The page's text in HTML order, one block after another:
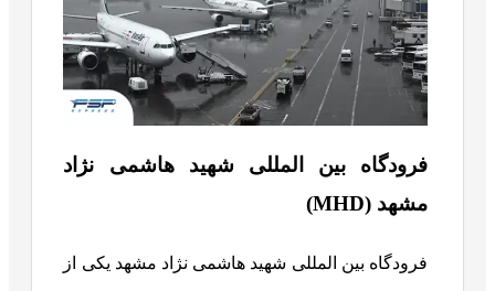
فرودگاه بین المللی شهید هاشمی نژاد
مشهد (MHD)
فرودگاه بین المللی شهید هاشمی نژاد مشهد یکی از